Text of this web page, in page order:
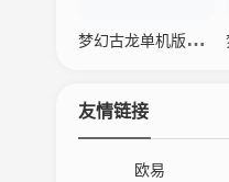
梦幻古龙单机版哪个版本好？资深玩家强烈推荐！
友情链接
欧易